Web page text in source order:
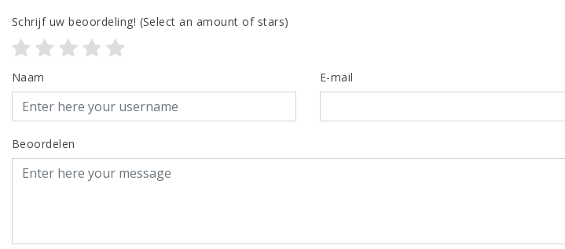
Schrijf uw beoordeling! (Select an amount of stars)
Naam E-mail
Beoordelen